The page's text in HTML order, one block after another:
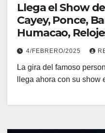
Llega el Show
Cayey, Ponce,
Humacao,
que compre
4/FEBRERO/2025
La gira del famoso
llega ahora con su